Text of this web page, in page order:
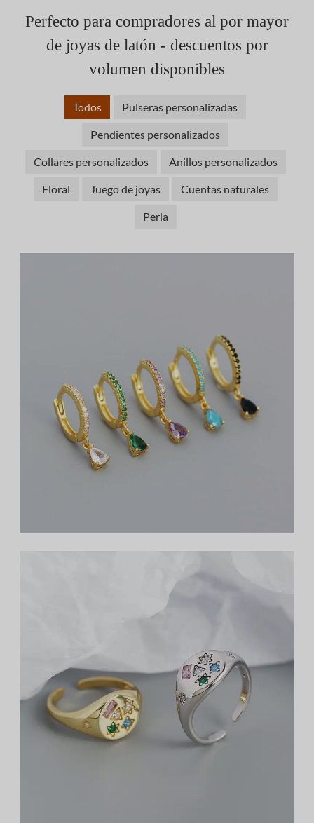
Perfecto para compradores al por mayor
de joyas de latón - descuentos por
volumen disponibles
Todos Pulseras personalizadas
Pendientes personalizados
Collares personalizados Anillos personalizados
Floral Juego de joyas Cuentas naturales
Perla